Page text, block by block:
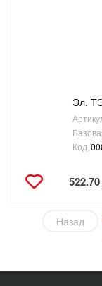
Эл.
Код
Назад